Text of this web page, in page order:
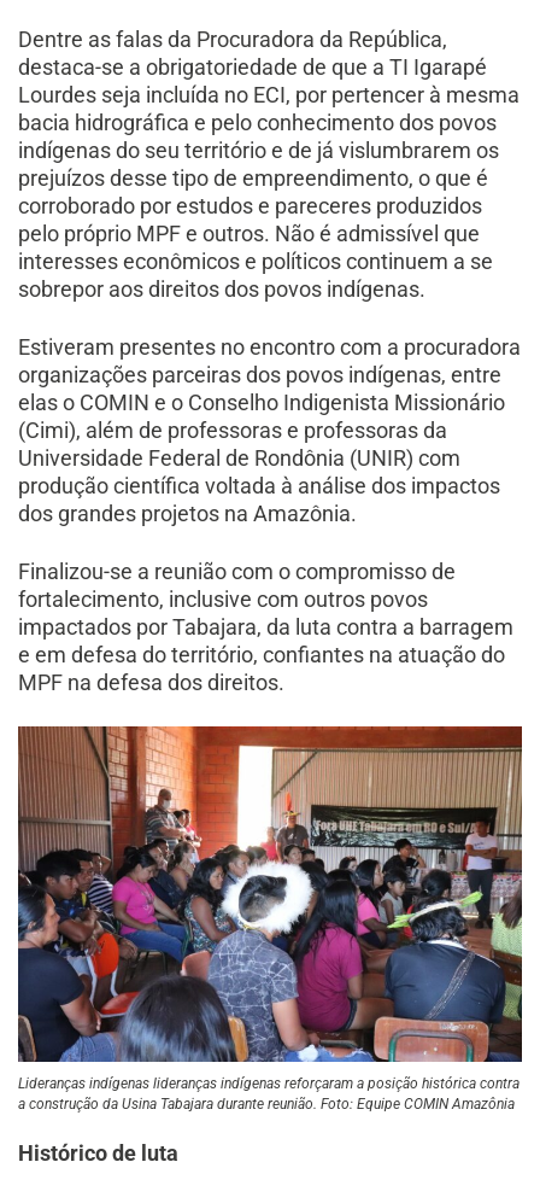
Dentre as falas da Procuradora da República,
destaca-se a obrigatoriedade de que a TI Igarapé
Lourdes seja incluída no ECI, por pertencer à mesma
bacia hidrográfica e pelo conhecimento dos povos
indígenas do seu território e de já vislumbrarem os
prejuízos desse tipo de empreendimento, o que é
corroborado por estudos e pareceres produzidos
pelo próprio MPF e outros. Não é admissível que
interesses econômicos e políticos continuem a se
sobrepor aos direitos dos povos indígenas.
Estiveram presentes no encontro com a procuradora
organizações parceiras dos povos indígenas, entre
elas o COMIN e o Conselho Indigenista Missionário
(Cimi), além de professoras e professoras da
Universidade Federal de Rondônia (UNIR) com
produção científica voltada à análise dos impactos
dos grandes projetos na Amazônia.
Finalizou-se a reunião com o compromisso de
fortalecimento, inclusive com outros povos
impactados por Tabajara, da luta contra a barragem
e em defesa do território, confiantes na atuação do
MPF na defesa dos direitos.
Lideranças indígenas lideranças indígenas reforçaram a posição histórica contra
a construção da Usina Tabajara durante reunião. Foto: Equipe COMIN Amazônia
Histórico de luta